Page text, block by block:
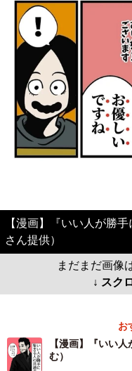
【漫画】『いい人が勝
さん提供）
まだまだ画像
↓ スク
お
【漫画】『いい
む）